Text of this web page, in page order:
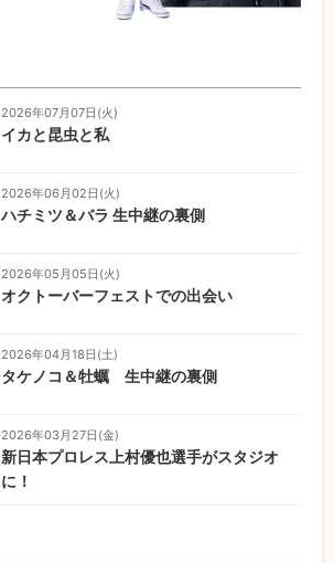
2026年07月07日(火)
イカと昆虫と私
2026年06月02日(火)
ハチミツ＆バラ 生中継の裏側
2026年05月05日(火)
オクトーバーフェストでの出会い
2026年04月18日(土)
タケノコ＆牡蠣 生中継の裏側
2026年03月27日(金)
新日本プロレス上村優也選手がスタジオ
に！